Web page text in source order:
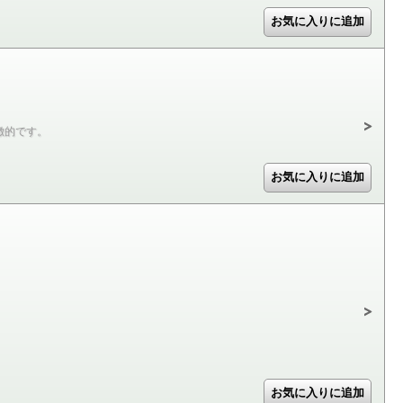
です。